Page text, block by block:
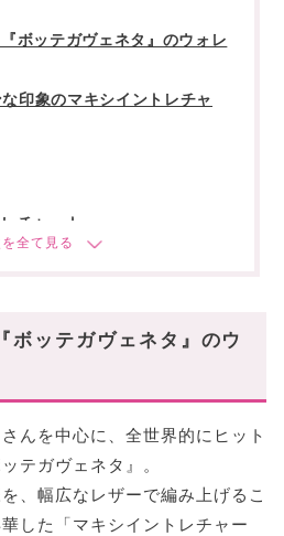
ボッテガヴェネタ』のウォレ
印象のマキシイントレチャ
チャート
ボッテガヴェネタ』のウ
んを中心に、全世界的にヒット
テガヴェネタ』。
、幅広なレザーで編み上げるこ
した「マキシイントレチャー